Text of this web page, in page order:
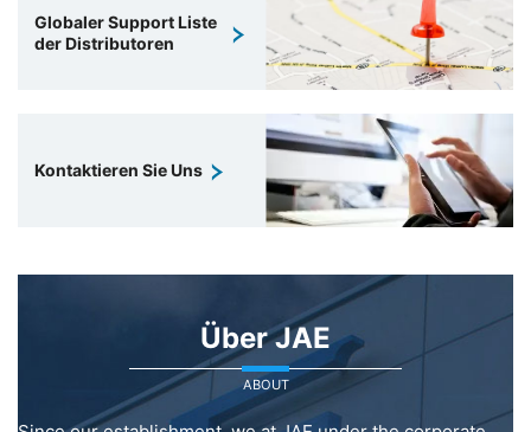
Globaler Support Liste
der Distributoren
Kontaktieren Sie Uns
Über JAE
ABOUT